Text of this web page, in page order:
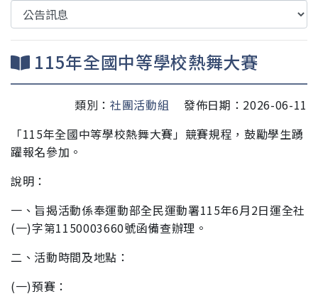
115年全國中等學校熱舞大賽
類別： 社團活動組
發佈日期：2026-06-11
「115年全國中等學校熱舞大賽」競賽規程，鼓勵學生踴
躍報名參加。
說明：
一、旨揭活動係奉運動部全民運動署115年6月2日運全社
(一)字第1150003660號函備查辦理。
二、活動時間及地點：
(一)預賽：